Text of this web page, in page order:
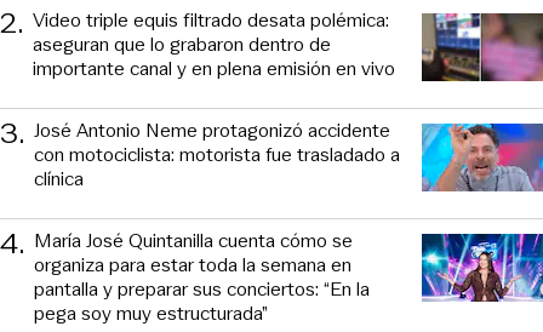
2. Video triple equis filtrado desata polémica:
aseguran que lo grabaron dentro de
importante canal y en plena emisión en vivo
3. José Antonio Neme protagonizó accidente
con motociclista: motorista fue trasladado a
clínica
4. María José Quintanilla cuenta cómo se
organiza para estar toda la semana en
pantalla y preparar sus conciertos: “En la
pega soy muy estructurada”